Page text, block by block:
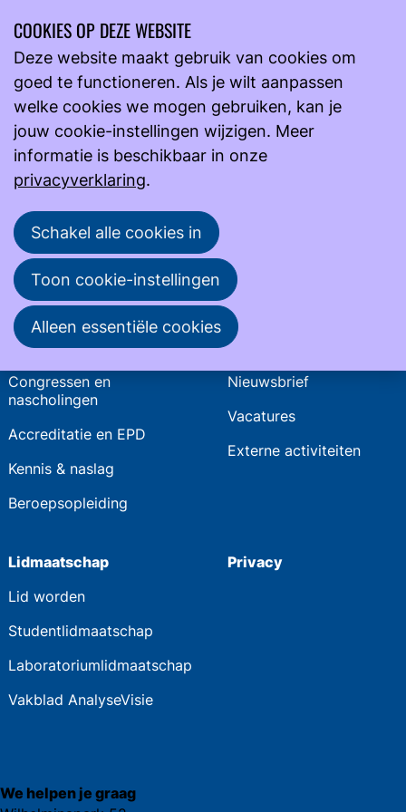
Actueel Nieuws Nieuwsbrief archief
Nieuwsbrief archief
Labels
Commissie Onderwijs en platform
Immunologie
Klinische chemie
Pathologie
Pre-analyse
Redactiecommissie
Werkgroep E-learning
Onderwijs
E-learning
Cursussen
Congressen en
nascholingen
Accreditatie en EPD
Kennis & naslag
Beroepsopleiding
Actueel
Agenda
Nieuws
Nieuwsbrief
Vacatures
Externe activiteiten
Lidmaatschap
Lid worden
Studentlidmaatschap
Laboratoriumlidmaatschap
Vakblad AnalyseVisie
Privacy
We helpen je graag
COOKIES OP DEZE WEBSITE
Deze website maakt gebruik van cookies om
goed te functioneren. Als je wilt aanpassen
welke cookies we mogen gebruiken, kan je
jouw cookie-instellingen wijzigen. Meer
informatie is beschikbaar in onze
privacyverklaring.
Schakel alle cookies in
Toon cookie-instellingen
Alleen essentiële cookies